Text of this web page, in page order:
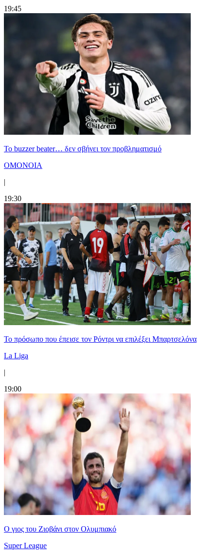
19:45
Το buzzer beater… δεν σβήνει τoν προβληματισμό
ΟΜΟΝΟΙΑ
|
19:30
Το πρόσωπο που έπεισε τον Ρόντρι να επιλέξει Μπαρτσελόνα
La Liga
|
19:00
Ο γιος του Ζιοβάνι στον Ολυμπιακό
Super League